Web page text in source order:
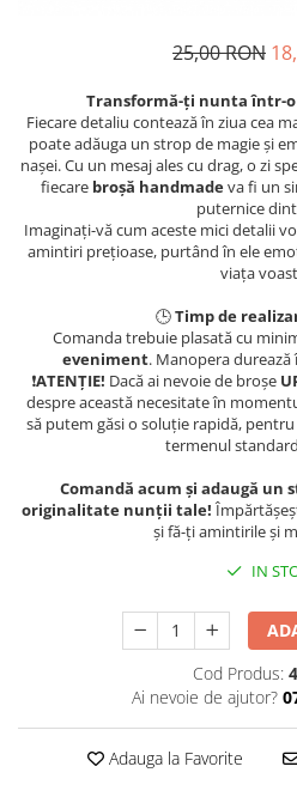
25,00 RON
Transformă-ți nunta într-
Fiecare detaliu contează în ziua cea
poate adăuga un strop de magie și
nașei. Cu un mesaj ales cu drag, o zi
fiecare broșă handmadeva fi un
puternice
Imaginați-vă cum aceste mici detalii
amintiri prețioase, purtând în ele
viața
🕒Timp de
Comanda trebuie plasată cu
eveniment. Manopera durează
❗️ATENȚIE! Dacă ai nevoie de broșe
despre această necesitate în
să putem găsi o soluție rapidă,
termenul
Comandă acum și adaugă un
originalitate nunții tale!
și fă-ți amintirile și
IN
Cod Produs:
Ai nevoie de ajutor?
Adauga la Favorite